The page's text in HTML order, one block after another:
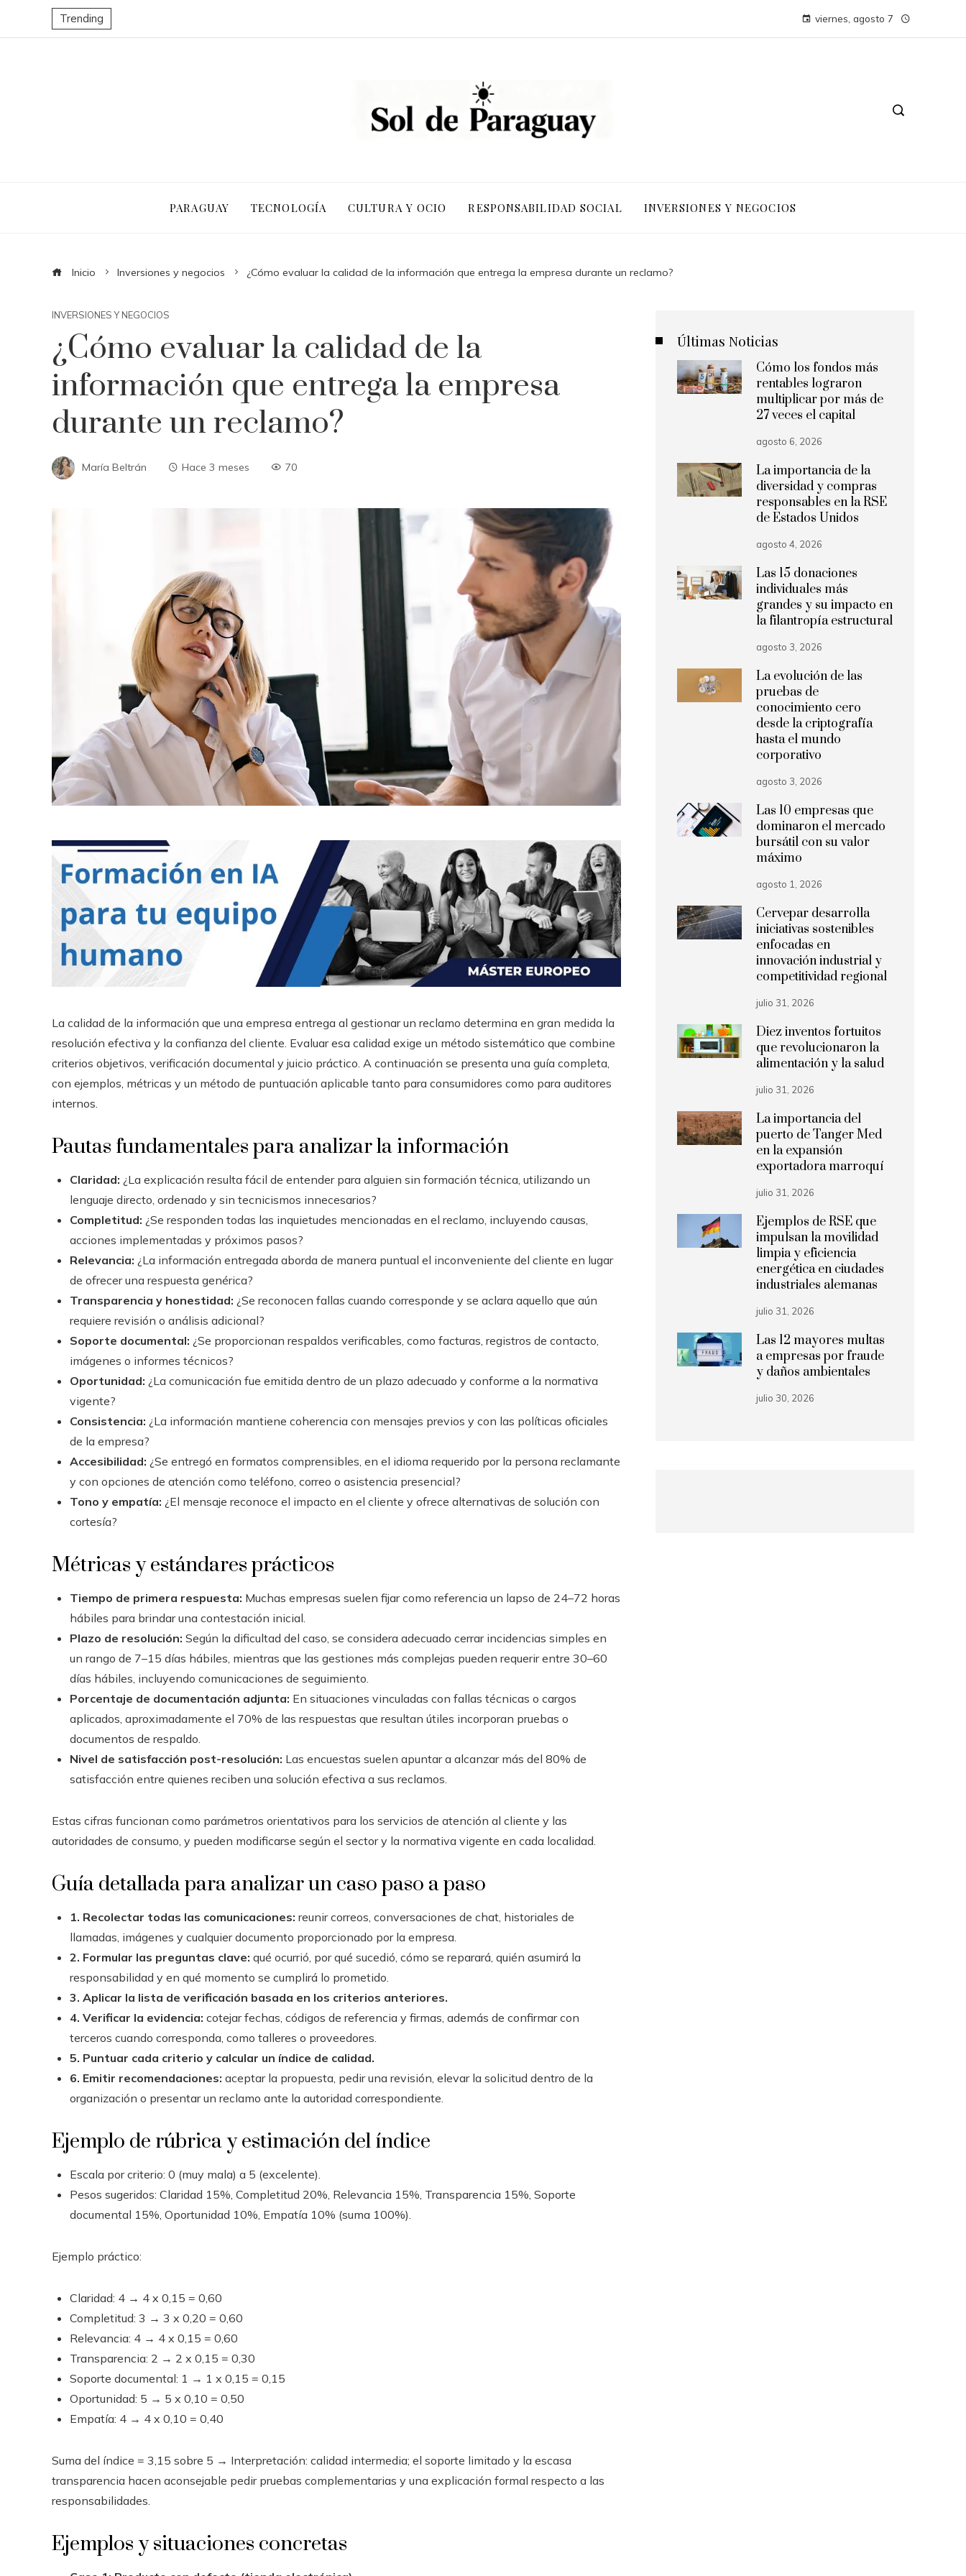
Trending viernes, agosto 7
PARAGUAY TECNOLOGÍA CULTURA Y OCIO RESPONSABILIDAD SOCIAL INVERSIONES Y NEGOCIOS
Inicio Inversiones y negocios ¿Cómo evaluar la calidad de la información que entrega la empresa durante un reclamo?
INVERSIONES Y NEGOCIOS
¿Cómo evaluar la calidad de la
información que entrega la empresa
durante un reclamo?
María Beltrán Hace 3 meses 70
La calidad de la información que una empresa entrega al gestionar un reclamo determina en gran medida la
resolución efectiva y la confianza del cliente. Evaluar esa calidad exige un método sistemático que combine
criterios objetivos, verificación documental y juicio práctico. A continuación se presenta una guía completa,
con ejemplos, métricas y un método de puntuación aplicable tanto para consumidores como para auditores
internos.
Pautas fundamentales para analizar la información
Claridad: ¿La explicación resulta fácil de entender para alguien sin formación técnica, utilizando un
lenguaje directo, ordenado y sin tecnicismos innecesarios?
Completitud: ¿Se responden todas las inquietudes mencionadas en el reclamo, incluyendo causas,
acciones implementadas y próximos pasos?
Relevancia: ¿La información entregada aborda de manera puntual el inconveniente del cliente en lugar
de ofrecer una respuesta genérica?
Transparencia y honestidad: ¿Se reconocen fallas cuando corresponde y se aclara aquello que aún
requiere revisión o análisis adicional?
Soporte documental: ¿Se proporcionan respaldos verificables, como facturas, registros de contacto,
imágenes o informes técnicos?
Oportunidad: ¿La comunicación fue emitida dentro de un plazo adecuado y conforme a la normativa
vigente?
Consistencia: ¿La información mantiene coherencia con mensajes previos y con las políticas oficiales
de la empresa?
Accesibilidad: ¿Se entregó en formatos comprensibles, en el idioma requerido por la persona reclamante
y con opciones de atención como teléfono, correo o asistencia presencial?
Tono y empatía: ¿El mensaje reconoce el impacto en el cliente y ofrece alternativas de solución con
cortesía?
Métricas y estándares prácticos
Tiempo de primera respuesta: Muchas empresas suelen fijar como referencia un lapso de 24–72 horas
hábiles para brindar una contestación inicial.
Plazo de resolución: Según la dificultad del caso, se considera adecuado cerrar incidencias simples en
un rango de 7–15 días hábiles, mientras que las gestiones más complejas pueden requerir entre 30–60
días hábiles, incluyendo comunicaciones de seguimiento.
Porcentaje de documentación adjunta: En situaciones vinculadas con fallas técnicas o cargos
aplicados, aproximadamente el 70% de las respuestas que resultan útiles incorporan pruebas o
documentos de respaldo.
Nivel de satisfacción post-resolución: Las encuestas suelen apuntar a alcanzar más del 80% de
satisfacción entre quienes reciben una solución efectiva a sus reclamos.
Estas cifras funcionan como parámetros orientativos para los servicios de atención al cliente y las
autoridades de consumo, y pueden modificarse según el sector y la normativa vigente en cada localidad.
Guía detallada para analizar un caso paso a paso
1. Recolectar todas las comunicaciones: reunir correos, conversaciones de chat, historiales de
llamadas, imágenes y cualquier documento proporcionado por la empresa.
2. Formular las preguntas clave: qué ocurrió, por qué sucedió, cómo se reparará, quién asumirá la
responsabilidad y en qué momento se cumplirá lo prometido.
3. Aplicar la lista de verificación basada en los criterios anteriores.
4. Verificar la evidencia: cotejar fechas, códigos de referencia y firmas, además de confirmar con
terceros cuando corresponda, como talleres o proveedores.
5. Puntuar cada criterio y calcular un índice de calidad.
6. Emitir recomendaciones: aceptar la propuesta, pedir una revisión, elevar la solicitud dentro de la
organización o presentar un reclamo ante la autoridad correspondiente.
Ejemplo de rúbrica y estimación del índice
Escala por criterio: 0 (muy mala) a 5 (excelente).
Pesos sugeridos: Claridad 15%, Completitud 20%, Relevancia 15%, Transparencia 15%, Soporte
documental 15%, Oportunidad 10%, Empatía 10% (suma 100%).
Ejemplo práctico:
Claridad: 4 → 4 x 0,15 = 0,60
Completitud: 3 → 3 x 0,20 = 0,60
Relevancia: 4 → 4 x 0,15 = 0,60
Transparencia: 2 → 2 x 0,15 = 0,30
Soporte documental: 1 → 1 x 0,15 = 0,15
Oportunidad: 5 → 5 x 0,10 = 0,50
Empatía: 4 → 4 x 0,10 = 0,40
Suma del índice = 3,15 sobre 5 → Interpretación: calidad intermedia; el soporte limitado y la escasa
transparencia hacen aconsejable pedir pruebas complementarias y una explicación formal respecto a las
responsabilidades.
Ejemplos y situaciones concretas
Últimas Noticias
Cómo los fondos más
rentables lograron
multiplicar por más de
27 veces el capital
agosto 6, 2026
La importancia de la
diversidad y compras
responsables en la RSE
de Estados Unidos
agosto 4, 2026
Las 15 donaciones
individuales más
grandes y su impacto en
la filantropía estructural
agosto 3, 2026
La evolución de las
pruebas de
conocimiento cero
desde la criptografía
hasta el mundo
corporativo
agosto 3, 2026
Las 10 empresas que
dominaron el mercado
bursátil con su valor
máximo
agosto 1, 2026
Cervepar desarrolla
iniciativas sostenibles
enfocadas en
innovación industrial y
competitividad regional
julio 31, 2026
Diez inventos fortuitos
que revolucionaron la
alimentación y la salud
julio 31, 2026
La importancia del
puerto de Tanger Med
en la expansión
exportadora marroquí
julio 31, 2026
Ejemplos de RSE que
impulsan la movilidad
limpia y eficiencia
energética en ciudades
industriales alemanas
julio 31, 2026
Las 12 mayores multas
a empresas por fraude
y daños ambientales
julio 30, 2026